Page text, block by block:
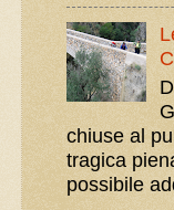
chiuse al
tragica
possibile